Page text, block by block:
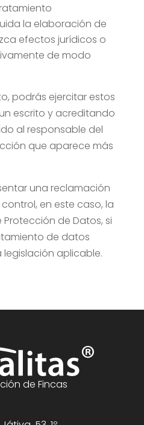
la elaboración de
efectos jurídicos o
de modo
podrás ejercitar estos
escrito y acreditando
al responsable del
que aparece más
una reclamación
en este caso, la
de Datos, si
de datos
legislación aplicable.
de Fincas